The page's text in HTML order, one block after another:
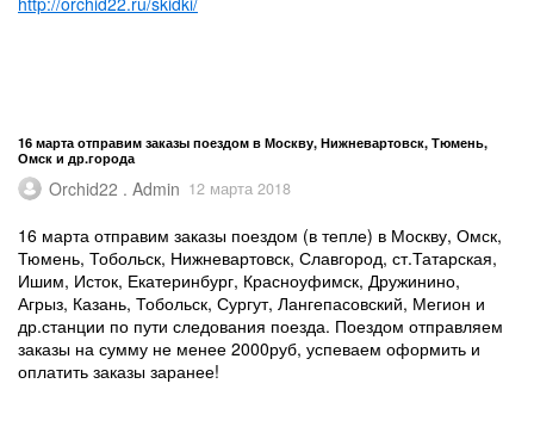
16 марта отправим заказы поездом в Москву, Нижневартовск, Тюмень,
Омск и др.города
Orchid22 . Admin 12 марта 2018
16 марта отправим заказы поездом (в тепле) в Москву, Омск,
Тюмень, Тобольск, Нижневартовск, Славгород, ст.Татарская,
Ишим, Исток, Екатеринбург, Красноуфимск, Дружинино,
Агрыз, Казань, Тобольск, Сургут, Лангепасовский, Мегион и
др.станции по пути следования поезда. Поездом отправляем
заказы на сумму не менее 2000руб, успеваем оформить и
оплатить заказы заранее!